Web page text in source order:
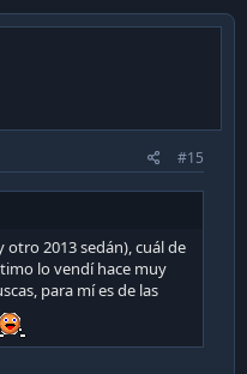
#15
otro 2013 sedán), cuál de
lo vendí hace muy
para mí es de las